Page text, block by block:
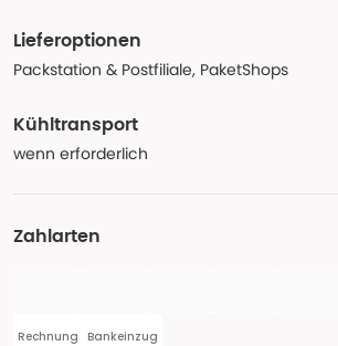
Lieferoptionen
Packstation & Postfiliale, PaketShops
Kühltransport
wenn erforderlich
Zahlarten
Rechnung Bankeinzug